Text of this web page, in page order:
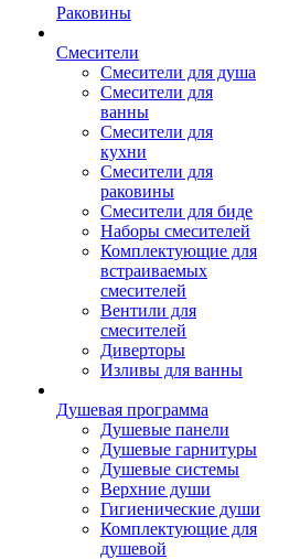
Раковины
Смесители
Смесители для душа
Смесители для
ванны
Смесители для
кухни
Смесители для
раковины
Смесители для биде
Наборы смесителей
Комплектующие для
встраиваемых
смесителей
Вентили для
смесителей
Диверторы
Изливы для ванны
Душевая программа
Душевые панели
Душевые гарнитуры
Душевые системы
Верхние души
Гигиенические души
Комплектующие для
душевой